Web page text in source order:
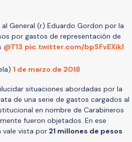
General (r) Eduardo Gordon por la
por gastos de representación de
@T13 pic.twitter.com/bpSFvEXik1
1 de marzo de 2018
situaciones abordadas por la
de una serie de gastos cargados al
en nombre de Carabineros
fueron objetados. En ese
vale vista por 21 millones de pesos